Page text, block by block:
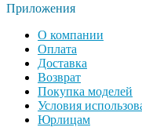
Приложения
О компании
Оплата
Доставка
Возврат
Покупка моделей
Условия
Юрлицам